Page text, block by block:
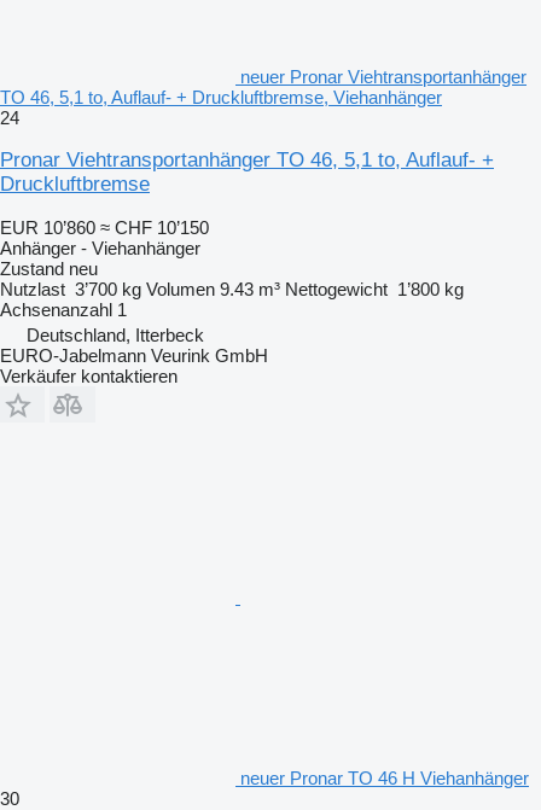
neuer Pronar Viehtransportanhänger
TO 46, 5,1 to, Auflauf- + Druckluftbremse, Viehanhänger
24
Pronar Viehtransportanhänger TO 46, 5,1 to, Auflauf- +
Druckluftbremse
EUR 10’860 ≈ CHF 10’150
Anhänger - Viehanhänger
Zustand neu
Nutzlast 3’700 kg Volumen 9.43 m³ Nettogewicht 1’800 kg
Achsenanzahl 1
Deutschland, Itterbeck
EURO-Jabelmann Veurink GmbH
Verkäufer kontaktieren
neuer Pronar TO 46 H Viehanhänger
30